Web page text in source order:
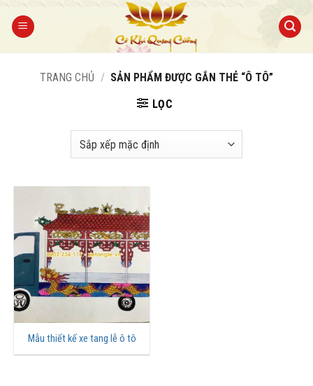
qua
TRANG CHỦ / SẢN PHẨM ĐƯỢC GẮN THẺ “Ô TÔ”
LỌC
Mẫu thiết kế xe tang lễ ô tô